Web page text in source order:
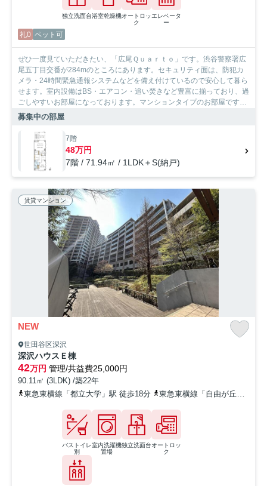
独立洗面台浴室乾燥機オートロッ
ク
エレベータ
ー
礼0 ペット可
ぜひ一度見ていただきたい、「広尾Ｑｕａｒｔｏ」です。渋谷警察署広
尾五丁目交番が284mのところにあります。セキュリティ面は、防犯カ
メラ・24時間緊急通報システムなどを備え付けているので安心して暮ら
せます。室内設備はBS・エアコン・追い焚きなど豊富に揃っており、過
ごしやすいお部屋になっております。マンションタイプのお部屋です。
貴重な時間を大切にしたいビジネスマンにおすすめの交通のアクセスが
を想像しながら進めていくことが大事です。より良い住まいをご提供致
します。
募集中の部屋
7階
48万円
7階 / 71.94㎡ / 1LDK＋S(納戸)
賃貸マンション
NEW
世田谷区深沢
深沢ハウスＥ棟
42万円 管理/共益費25,000円
90.11㎡ (3LDK) /築22年
東急東横線「都立大学」駅 徒歩18分
東急東横線「自由が丘」駅 徒歩23分
バストイレ
別
室内洗濯機
置場
独立洗面台オートロッ
ク